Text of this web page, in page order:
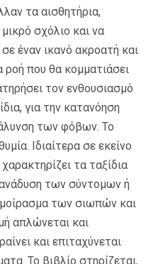
τα αισθητήρια,
σχόλιο και να
έναν ικανό ακροατή και
ροή που θα κομματιάσει
τον ενθουσιασμό
για την κατανόηση
των φόβων. Το
Ιδιαίτερα σε εκείνο
τα ταξίδια
των σύντομων ή
των σιωπών και
απλώνεται και
και επιταχύνεται
Το βιβλίο στηρίζεται,